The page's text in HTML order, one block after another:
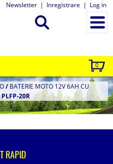
Newsletter | Inregistrare | Log in
0
/ BATERIE MOTO 12V 6AH CU
20R
RAPID